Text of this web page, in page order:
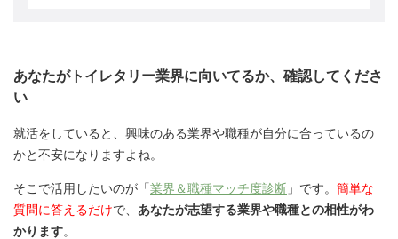
あなたがトイレタリー業界に向いてるか、確認してくださ
い
就活をしていると、興味のある業界や職種が自分に合っているの
かと不安になりますよね。
そこで活用したいのが「業界＆職種マッチ度診断 」です。 簡単な
質問に答えるだけで、 あなたが志望する業界や職種との相性がわ
かります。